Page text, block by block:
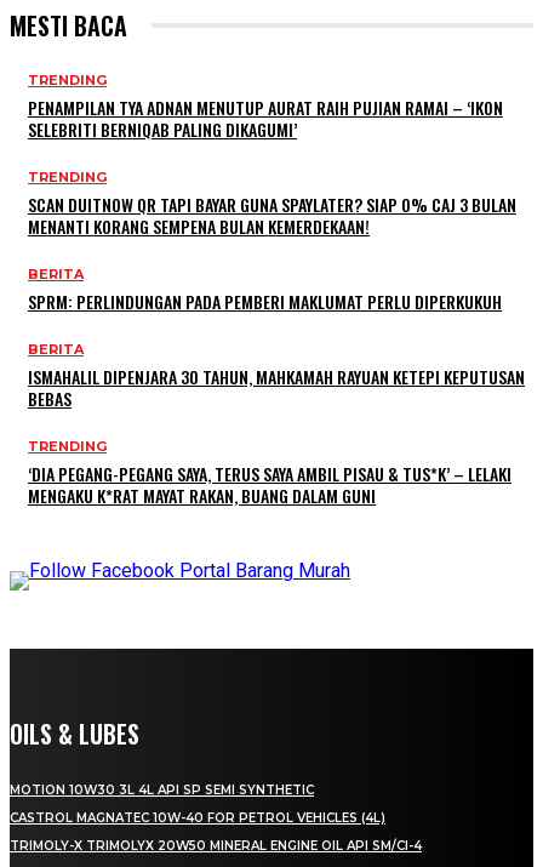
MESTI BACA
TRENDING
PENAMPILAN TYA ADNAN MENUTUP AURAT RAIH PUJIAN RAMAI – ‘IKON
SELEBRITI BERNIQAB PALING DIKAGUMI’
TRENDING
SCAN DUITNOW QR TAPI BAYAR GUNA SPAYLATER? SIAP 0% CAJ 3 BULAN
MENANTI KORANG SEMPENA BULAN KEMERDEKAAN!
BERITA
SPRM: PERLINDUNGAN PADA PEMBERI MAKLUMAT PERLU DIPERKUKUH
BERITA
ISMAHALIL DIPENJARA 30 TAHUN, MAHKAMAH RAYUAN KETEPI KEPUTUSAN
BEBAS
TRENDING
‘DIA PEGANG-PEGANG SAYA, TERUS SAYA AMBIL PISAU & TUS*K’ – LELAKI
MENGAKU K*RAT MAYAT RAKAN, BUANG DALAM GUNI
OILS & LUBES
MOTION 10W30 3L 4L API SP SEMI SYNTHETIC
CASTROL MAGNATEC 10W-40 FOR PETROL VEHICLES (4L)
TRIMOLY-X TRIMOLYX 20W50 MINERAL ENGINE OIL API SM/CI-4